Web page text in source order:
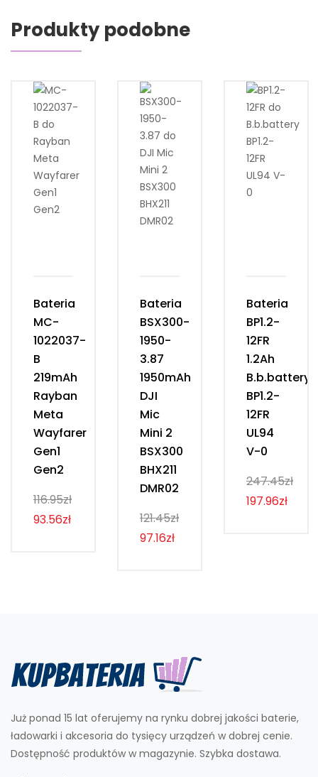
Produkty podobne
Bateria
MC-
1022037-
B
219mAh
Rayban
Meta
Wayfarer
Gen1
Gen2
116.95zł
93.56zł
Bateria
BSX300-
1950-
3.87
1950mAh
DJI
Mic
Mini 2
BSX300
BHX211
DMR02
121.45zł
97.16zł
Bateria
BP1.2-
12FR
1.2Ah
B.b.battery
BP1.2-
12FR
UL94
V-0
247.45zł
197.96zł
Już ponad 15 lat oferujemy na rynku dobrej jakości baterie,
ładowarki i akcesoria do tysięcy urządzeń w dobrej cenie.
Dostępność produktów w magazynie. Szybka dostawa.